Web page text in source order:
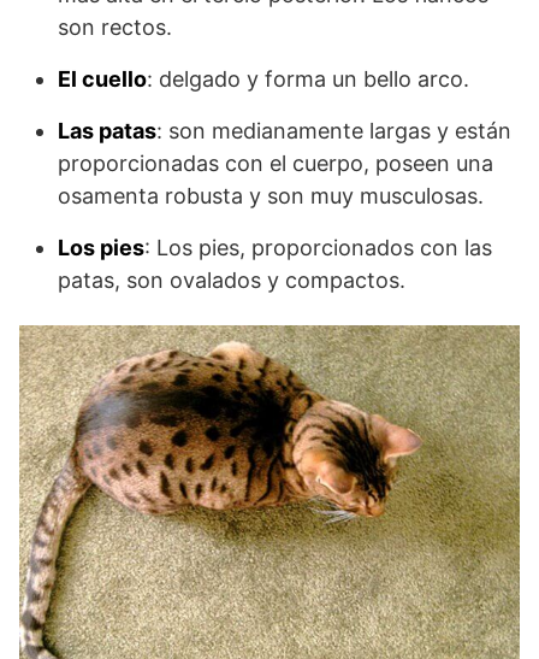
son rectos.
El cuello: delgado y forma un bello arco.
Las patas: son medianamente largas y están
proporcionadas con el cuerpo, poseen una
osamenta robusta y son muy musculosas.
Los pies: Los pies, proporcionados con las
patas, son ovalados y compactos.